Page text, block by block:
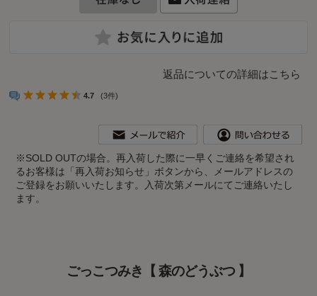
返品についての詳細はこちら
4.7 (3件)
※SOLD OUTの場合。再入荷した際に一早くご連絡を希望され
るお客様は「再入荷お知らせ」ボタンから、メールアドレスの
ご登録をお願いいたします。入荷次第メールにてご連絡いたし
ます。
ごっこつみき【 森のどうぶつ 】